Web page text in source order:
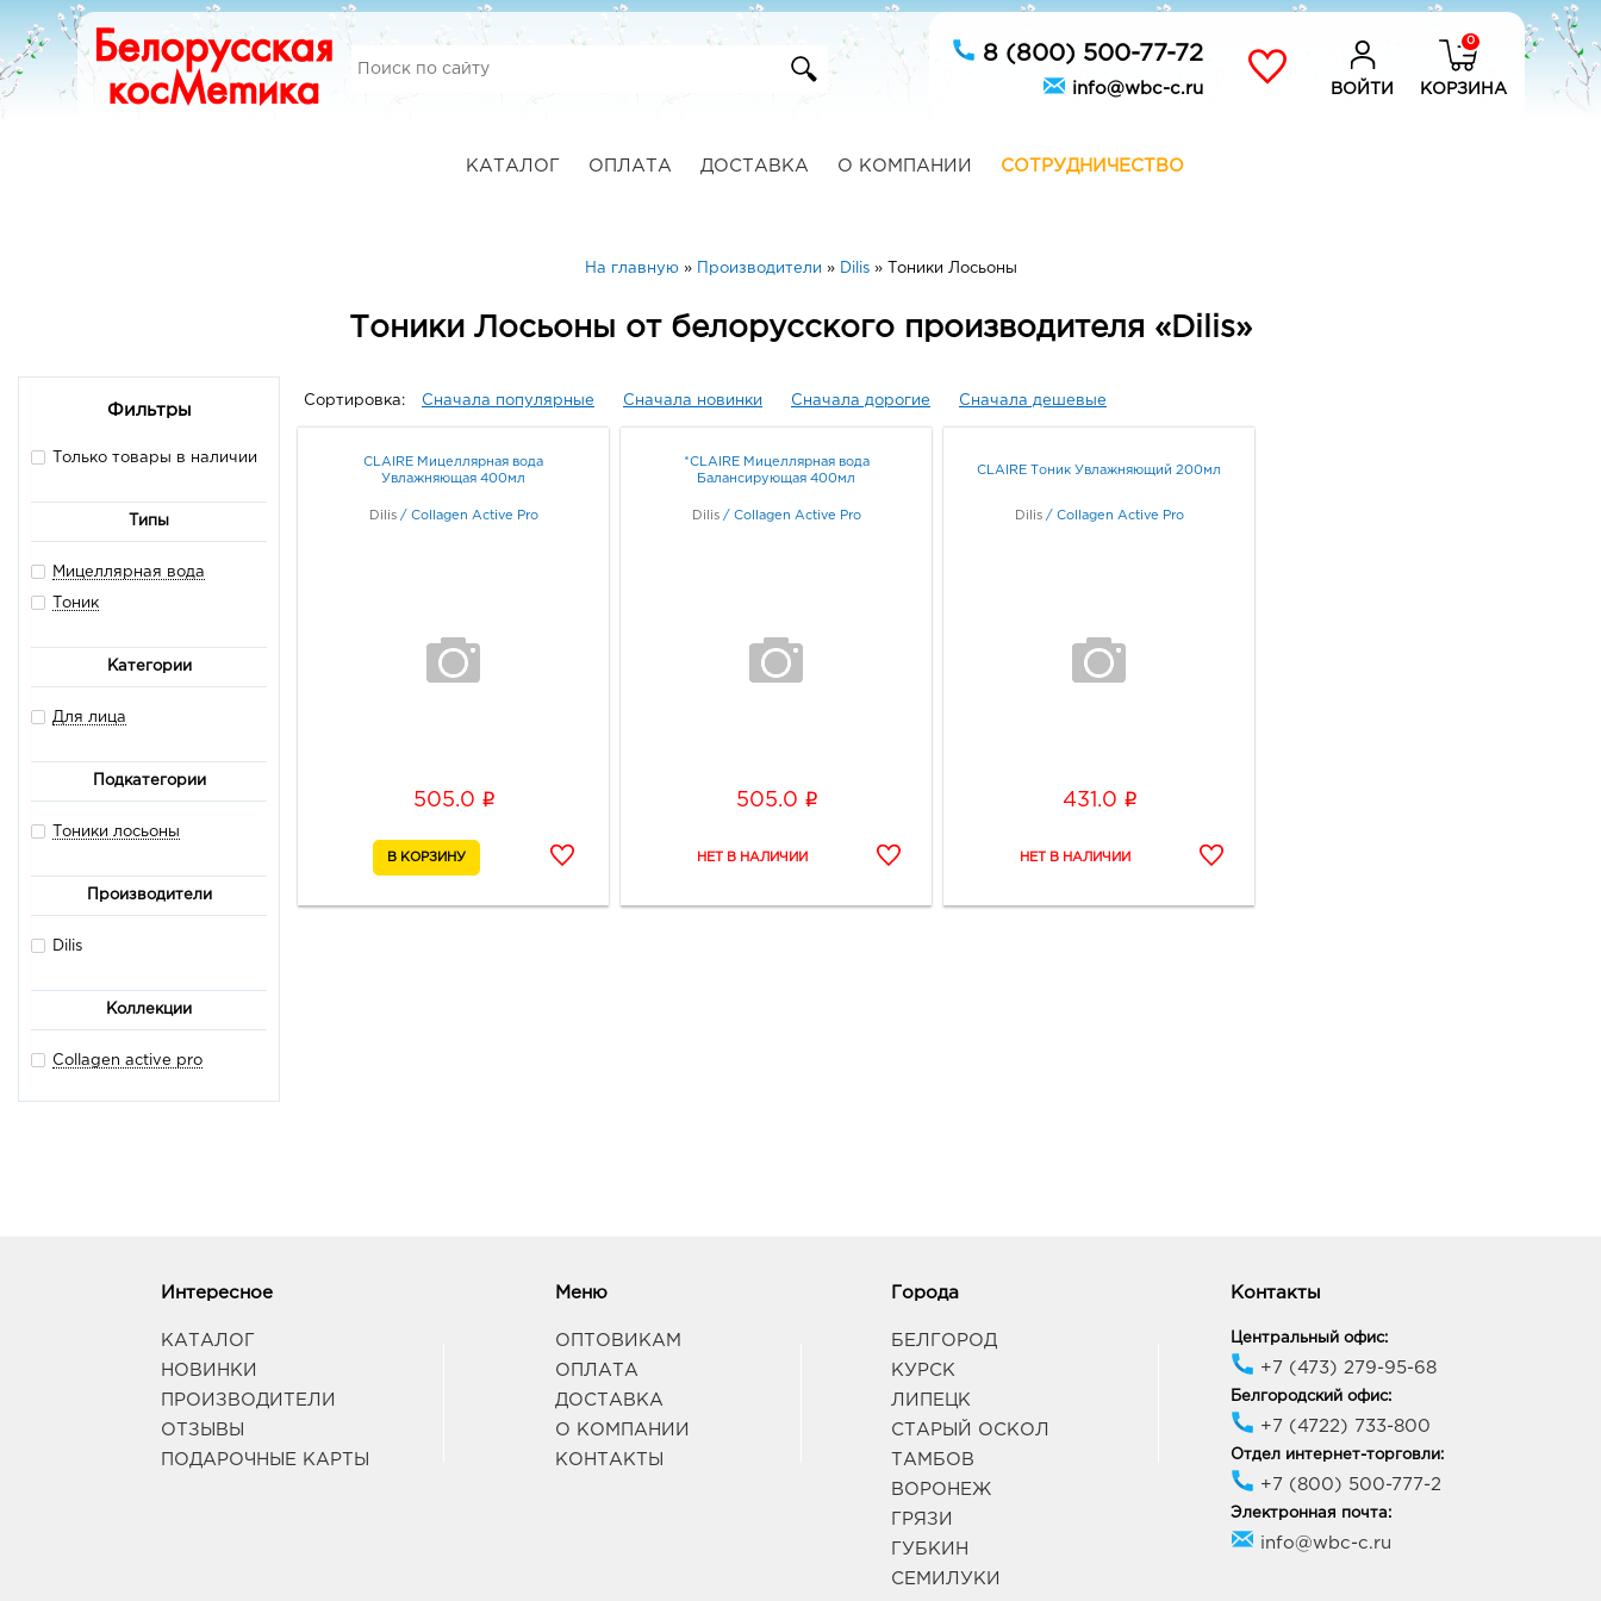
8 (800) 500-77-72
info@wbc-c.ru ВОЙТИ
0
КОРЗИНА
КАТАЛОГ ОПЛАТА ДОСТАВКА О КОМПАНИИ СОТРУДНИЧЕСТВО
На главную» Производители » Dilis» Тоники Лосьоны
Тоники Лосьоны от белорусского производителя «Dilis»
Фильтры
Только товары в наличии
Типы
Мицеллярная вода
Тоник
Категории
Для лица
Подкатегории
Тоники лосьоны
Производители
Dilis
Коллекции
Collagen active pro
Сортировка: Сначала популярные Сначала новинки Сначала дорогие Сначала дешевые
CLAIRE Мицеллярная вода
Увлажняющая 400мл
Dilis / Collagen Active Pro
505.0 i
*CLAIRE Мицеллярная вода
Балансирующая 400мл
Dilis / Collagen Active Pro
505.0 i
CLAIRE Тоник Увлажняющий 200мл
Dilis / Collagen Active Pro
431.0 i
Интересное
КАТАЛОГ
НОВИНКИ
ПРОИЗВОДИТЕЛИ
ОТЗЫВЫ
ПОДАРОЧНЫЕ КАРТЫ
Меню
ОПТОВИКАМ
ОПЛАТА
ДОСТАВКА
О КОМПАНИИ
КОНТАКТЫ
Города
БЕЛГОРОД
КУРСК
ЛИПЕЦК
СТАРЫЙ ОСКОЛ
ТАМБОВ
ВОРОНЕЖ
ГРЯЗИ
ГУБКИН
СЕМИЛУКИ
Контакты
Центральный офис:
+7 (473) 279-95-68
Белгородский офис:
+7 (4722) 733-800
Отдел интернет-торговли:
+7 (800) 500-777-2
Электронная почта:
info@wbc-c.ru